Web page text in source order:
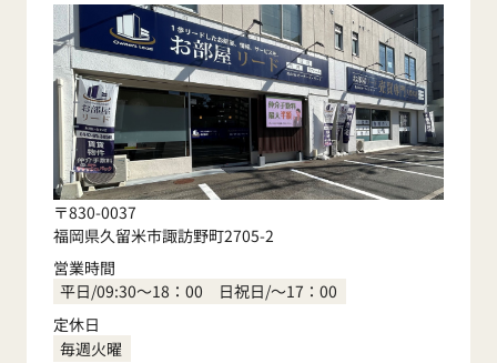
〒830-0037
福岡県久留米市諏訪野町2705-2
営業時間
平日/09:30～18：00 日祝日/～17：00
定休日
毎週火曜